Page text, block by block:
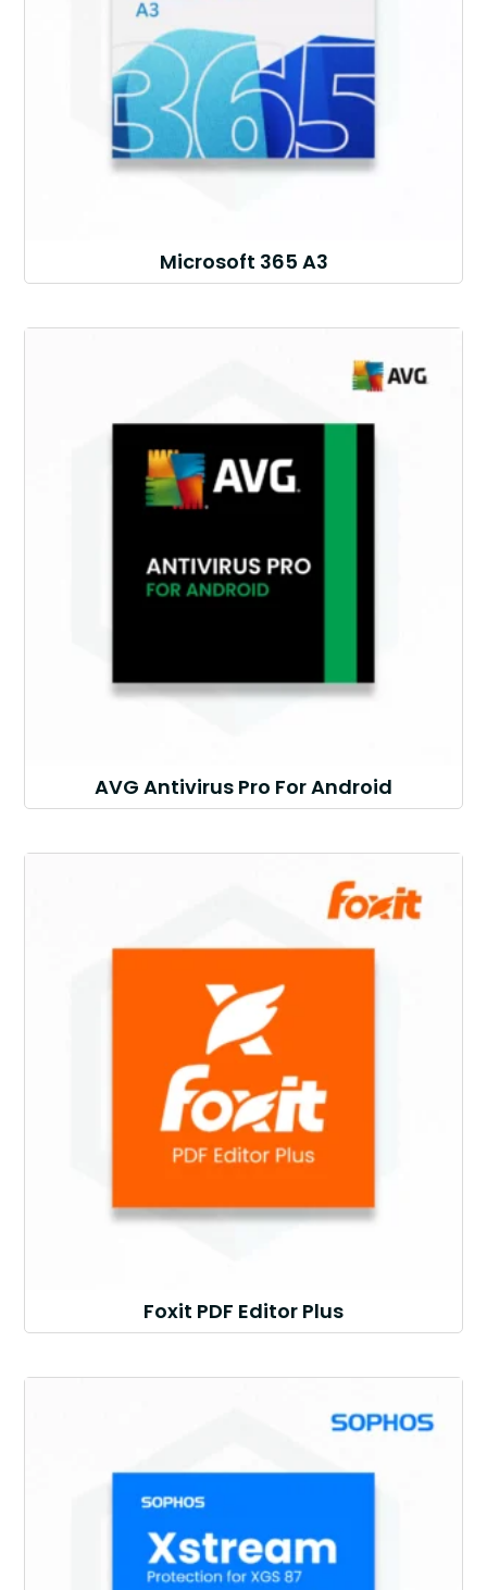
Microsoft 365 A3
AVG Antivirus Pro For Android
Foxit PDF Editor Plus